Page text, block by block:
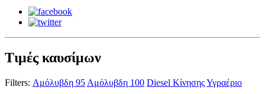
Τιμές καυσίμων
Filters: Αμόλυβδη 95 Αμόλυβδη 100 Diesel ΚίνησηςΥγραέριο